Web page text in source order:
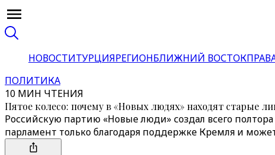
НОВОСТИТУРЦИЯРЕГИОНБЛИЖНИЙ ВОСТОК
ПОЛИТИКА
10 МИН ЧТЕНИЯ
Пятое колесо: почему в «Новых людях» находят старые
Российскую партию «Новые люди» создал всего
парламент только благодаря поддержке Кремля и